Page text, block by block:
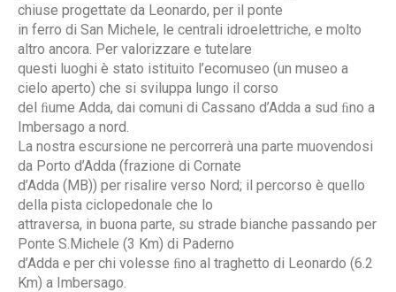
chiuse progettate da Leonardo, per il ponte
in ferro di San Michele, le centrali idroelettriche, e molto
altro ancora. Per valorizzare e tutelare
questi luoghi è stato istituito l’ecomuseo (un museo a
cielo aperto) che si sviluppa lungo il corso
del ﬁume Adda, dai comuni di Cassano d’Adda a sud ﬁno a
Imbersago a nord.
La nostra escursione ne percorrerà una parte muovendosi
da Porto d’Adda (frazione di Cornate
d’Adda (MB)) per risalire verso Nord; il percorso è quello
della pista ciclopedonale che lo
attraversa, in buona parte, su strade bianche passando per
Ponte S.Michele (3 Km) di Paderno
d’Adda e per chi volesse ﬁno al traghetto di Leonardo (6.2
Km) a Imbersago.